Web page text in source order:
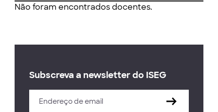
Não foram encontrados docentes.
Subscreva a newsletter do ISEG